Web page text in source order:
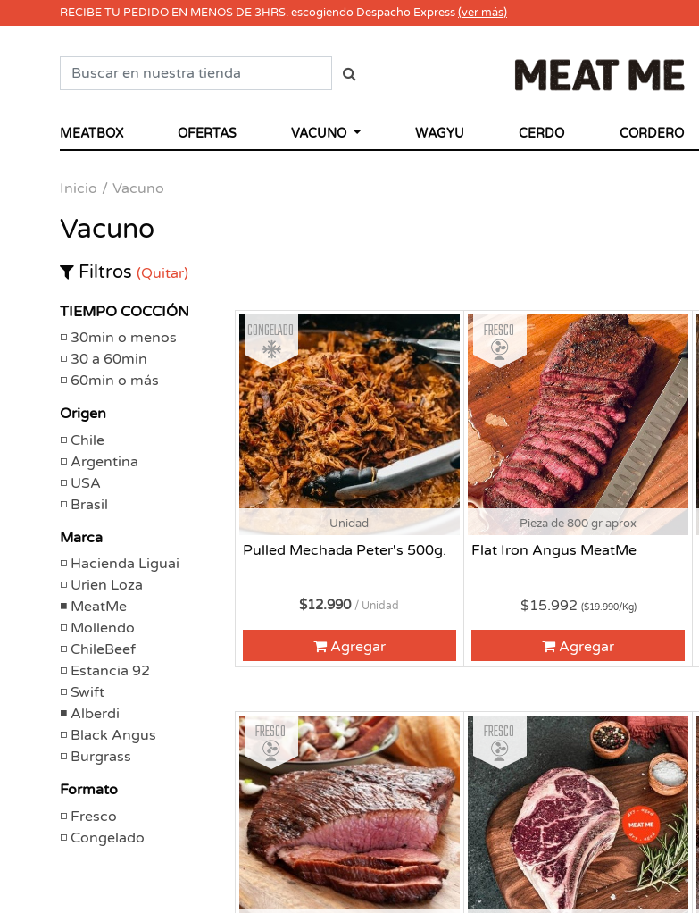
RECIBE TU PEDIDO EN MENOS DE 3HRS. escogiendo Despacho Express(ver más)
MEATBOX OFERTAS VACUNO WAGYU CERDO CORDERO
Inicio Vacuno
Vacuno
Filtros (Quitar)
TIEMPO COCCIÓN
30min o menos
30 a 60min
60min o más
Origen
Chile
Argentina
USA
Brasil
Marca
Hacienda Liguai
Urien Loza
MeatMe
Mollendo
ChileBeef
Estancia 92
Swift
Alberdi
Black Angus
Burgrass
Formato
Fresco
Congelado
Unidad
Pulled Mechada Peter's 500g.
Congelado
$12.990 / Unidad
Agregar
Pieza de 800 gr aprox
Flat Iron Angus MeatMe
Fresco
$15.992 ($19.990/Kg)
Agregar
Fresco Fresco